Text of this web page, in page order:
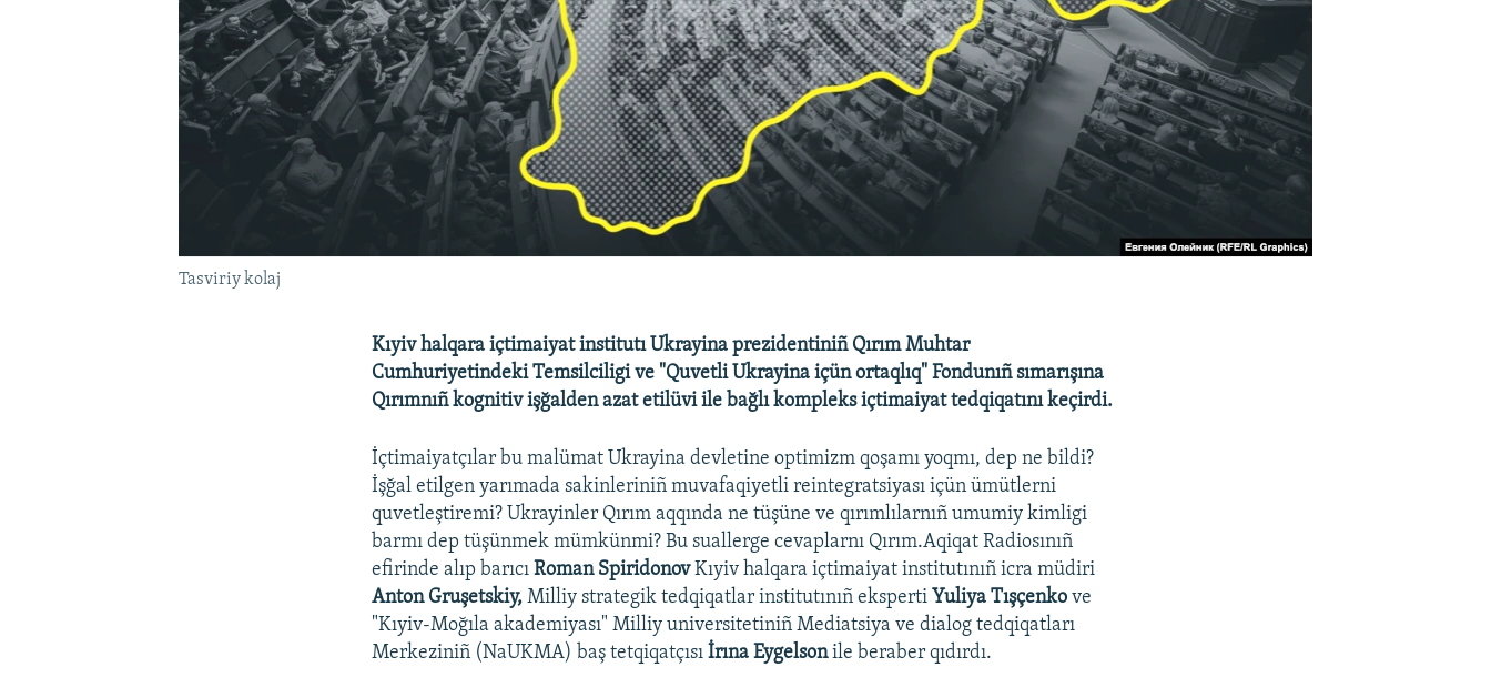
Tasviriy kolaj
Kıyiv halqara içtimaiyat institutı Ukrayina prezidentiniñ Qırım Muhtar
Cumhuriyetindeki Temsilciligi ve "Quvetli Ukrayina içün ortaqlıq" Fondunıñ sımarışına
Qırımnıñ kognitiv işğalden azat etilüvi ile bağlı kompleks içtimaiyat tedqiqatını keçirdi.
İçtimaiyatçılar bu malümat Ukrayina devletine optimizm qoşamı yoqmı, dep ne bildi?
İşğal etilgen yarımada sakinleriniñ muvafaqiyetli reintegratsiyası içün ümütlerni
quvetleştiremi? Ukrayinler Qırım aqqında ne tüşüne ve qırımlılarnıñ umumiy kimligi
barmı dep tüşünmek mümkünmi? Bu suallerge cevaplarnı Qırım.Aqiqat Radiosınıñ
efirinde alıp barıcı Roman SpiridonovKıyiv halqara içtimaiyat institutınıñ icra müdiri
Anton Gruşetskiy,Milliy strategik tedqiqatlar institutınıñ eksperti Yuliya Tışçenko ve
"Kıyiv-Moğıla akademiyası" Milliy universitetiniñ Mediatsiya ve dialog tedqiqatları
Merkeziniñ (NaUKMA) baş tetqiqatçısıİrına Eygelsonile beraber qıdırdı.